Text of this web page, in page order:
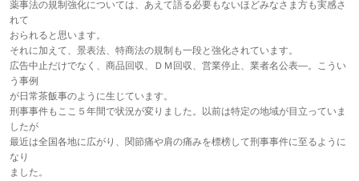
薬事法の規制強化については、あえて語る必要もないほどみなさま方も実感さ
れて
おられると思います。
それに加えて、景表法、特商法の規制も一段と強化されています。
広告中止だけでなく、商品回収、ＤＭ回収、営業停止、業者名公表―。こうい
う事例
が日常茶飯事のように生じています。
刑事事件もここ５年間で状況が変りました。以前は特定の地域が目立っていま
したが
最近は全国各地に広がり、関節痛や肩の痛みを標榜して刑事事件に至るように
なり
ました。